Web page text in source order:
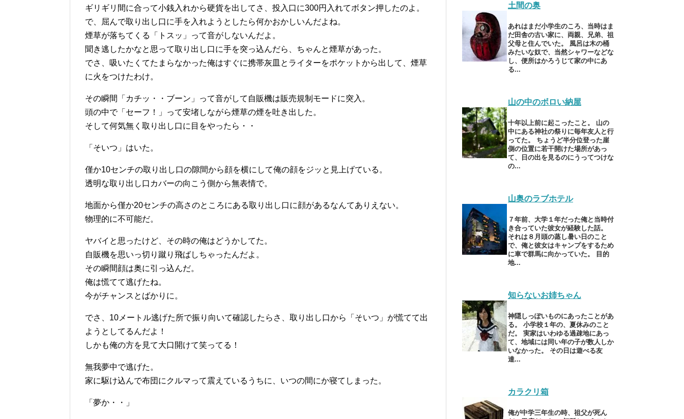
ギリギリ間に合って小銭入れから硬貨を出してさ、投入口に300円入れてボタン押したのよ。
で、屈んで取り出し口に手を入れようとしたら何かおかしいんだよね。
煙草が落ちてくる「トスッ」って音がしないんだよ。
聞き逃したかなと思って取り出し口に手を突っ込んだら、ちゃんと煙草があった。
でさ、吸いたくてたまらなかった俺はすぐに携帯灰皿とライターをポケットから出して、煙草
に火をつけたわけ。
その瞬間「カチッ・・ブーン」って音がして自販機は販売規制モードに突入。
頭の中で「セーフ！」って安堵しながら煙草の煙を吐き出した。
そして何気無く取り出し口に目をやったら・・
「そいつ」はいた。
僅か10センチの取り出し口の隙間から顔を横にして俺の顔をジッと見上げている。
透明な取り出し口カバーの向こう側から無表情で。
地面から僅か20センチの高さのところにある取り出し口に顔があるなんてありえない。
物理的に不可能だ。
ヤバイと思ったけど、その時の俺はどうかしてた。
自販機を思いっ切り蹴り飛ばしちゃったんだよ。
その瞬間顔は奥に引っ込んだ。
俺は慌てて逃げたね。
今がチャンスとばかりに。
でさ、10メートル逃げた所で振り向いて確認したらさ、取り出し口から「そいつ」が慌てて出
ようとしてるんだよ！
しかも俺の方を見て大口開けて笑ってる！
無我夢中で逃げた。
家に駆け込んで布団にクルマって震えているうちに、いつの間にか寝てしまった。
「夢か・・」
土間の奥
あれはまだ小学生のころ、当時はま
だ田舎の古い家に、両親、兄弟、祖
父母と住んでいた。 風呂は木の桶
みたいな奴で、当然シャワーなどな
し、便所はかろうじて家の中にあ
る...
山の中のボロい納屋
十年以上前に起こったこと。 山の
中にある神社の祭りに毎年友人と行
ってた。 ちょうど半分位登った崖
側の位置に若干開けた場所があっ
て、日の出を見るのにうってつけな
の...
山奥のラブホテル
７年前、大学１年だった俺と当時付
き合っていた彼女が経験した話。
それは８月頭の蒸し暑い日のこと
で、俺と彼女はキャンプをするため
に車で群馬に向かっていた。 目的
地...
知らないお姉ちゃん
神隠しっぽいものにあったことがあ
る。 小学校１年の、夏休みのこと
だ。 実家はいわゆる過疎地にあっ
て、地域には同い年の子が数人しか
いなかった。 その日は遊べる友
達...
カラクリ箱
俺が中学三年生の時、祖父が死ん